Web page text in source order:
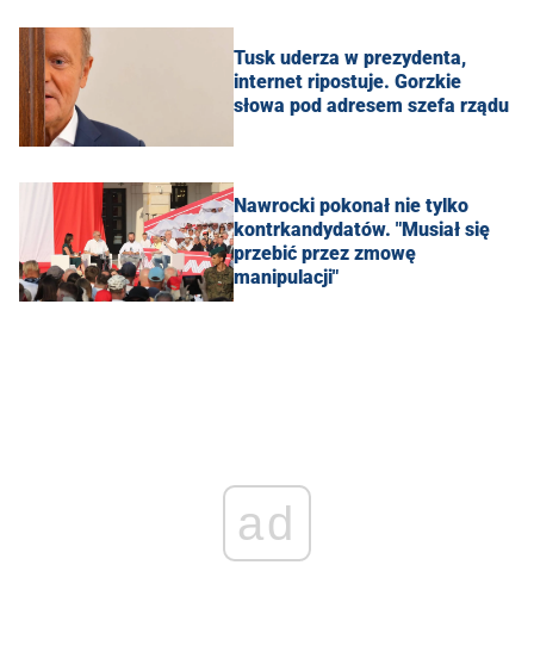
Tusk uderza w prezydenta,
internet ripostuje. Gorzkie
słowa pod adresem szefa rządu
Nawrocki pokonał nie tylko
kontrkandydatów. "Musiał się
przebić przez zmowę
manipulacji"
ad